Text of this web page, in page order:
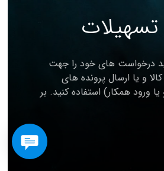
درخواست های خود را جهت
و یا ارسال پرونده های
ورود همکار) استفاده کنید. بر